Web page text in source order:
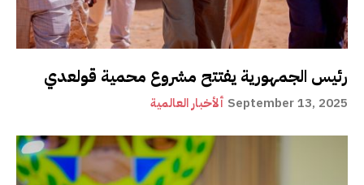
رئيس الجمهورية يفتتح مشروع محمية قولعدي
ألأخبار العالمية September 13, 2025